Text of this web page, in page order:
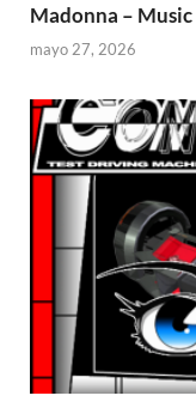
Madonna –
mayo 27, 2026